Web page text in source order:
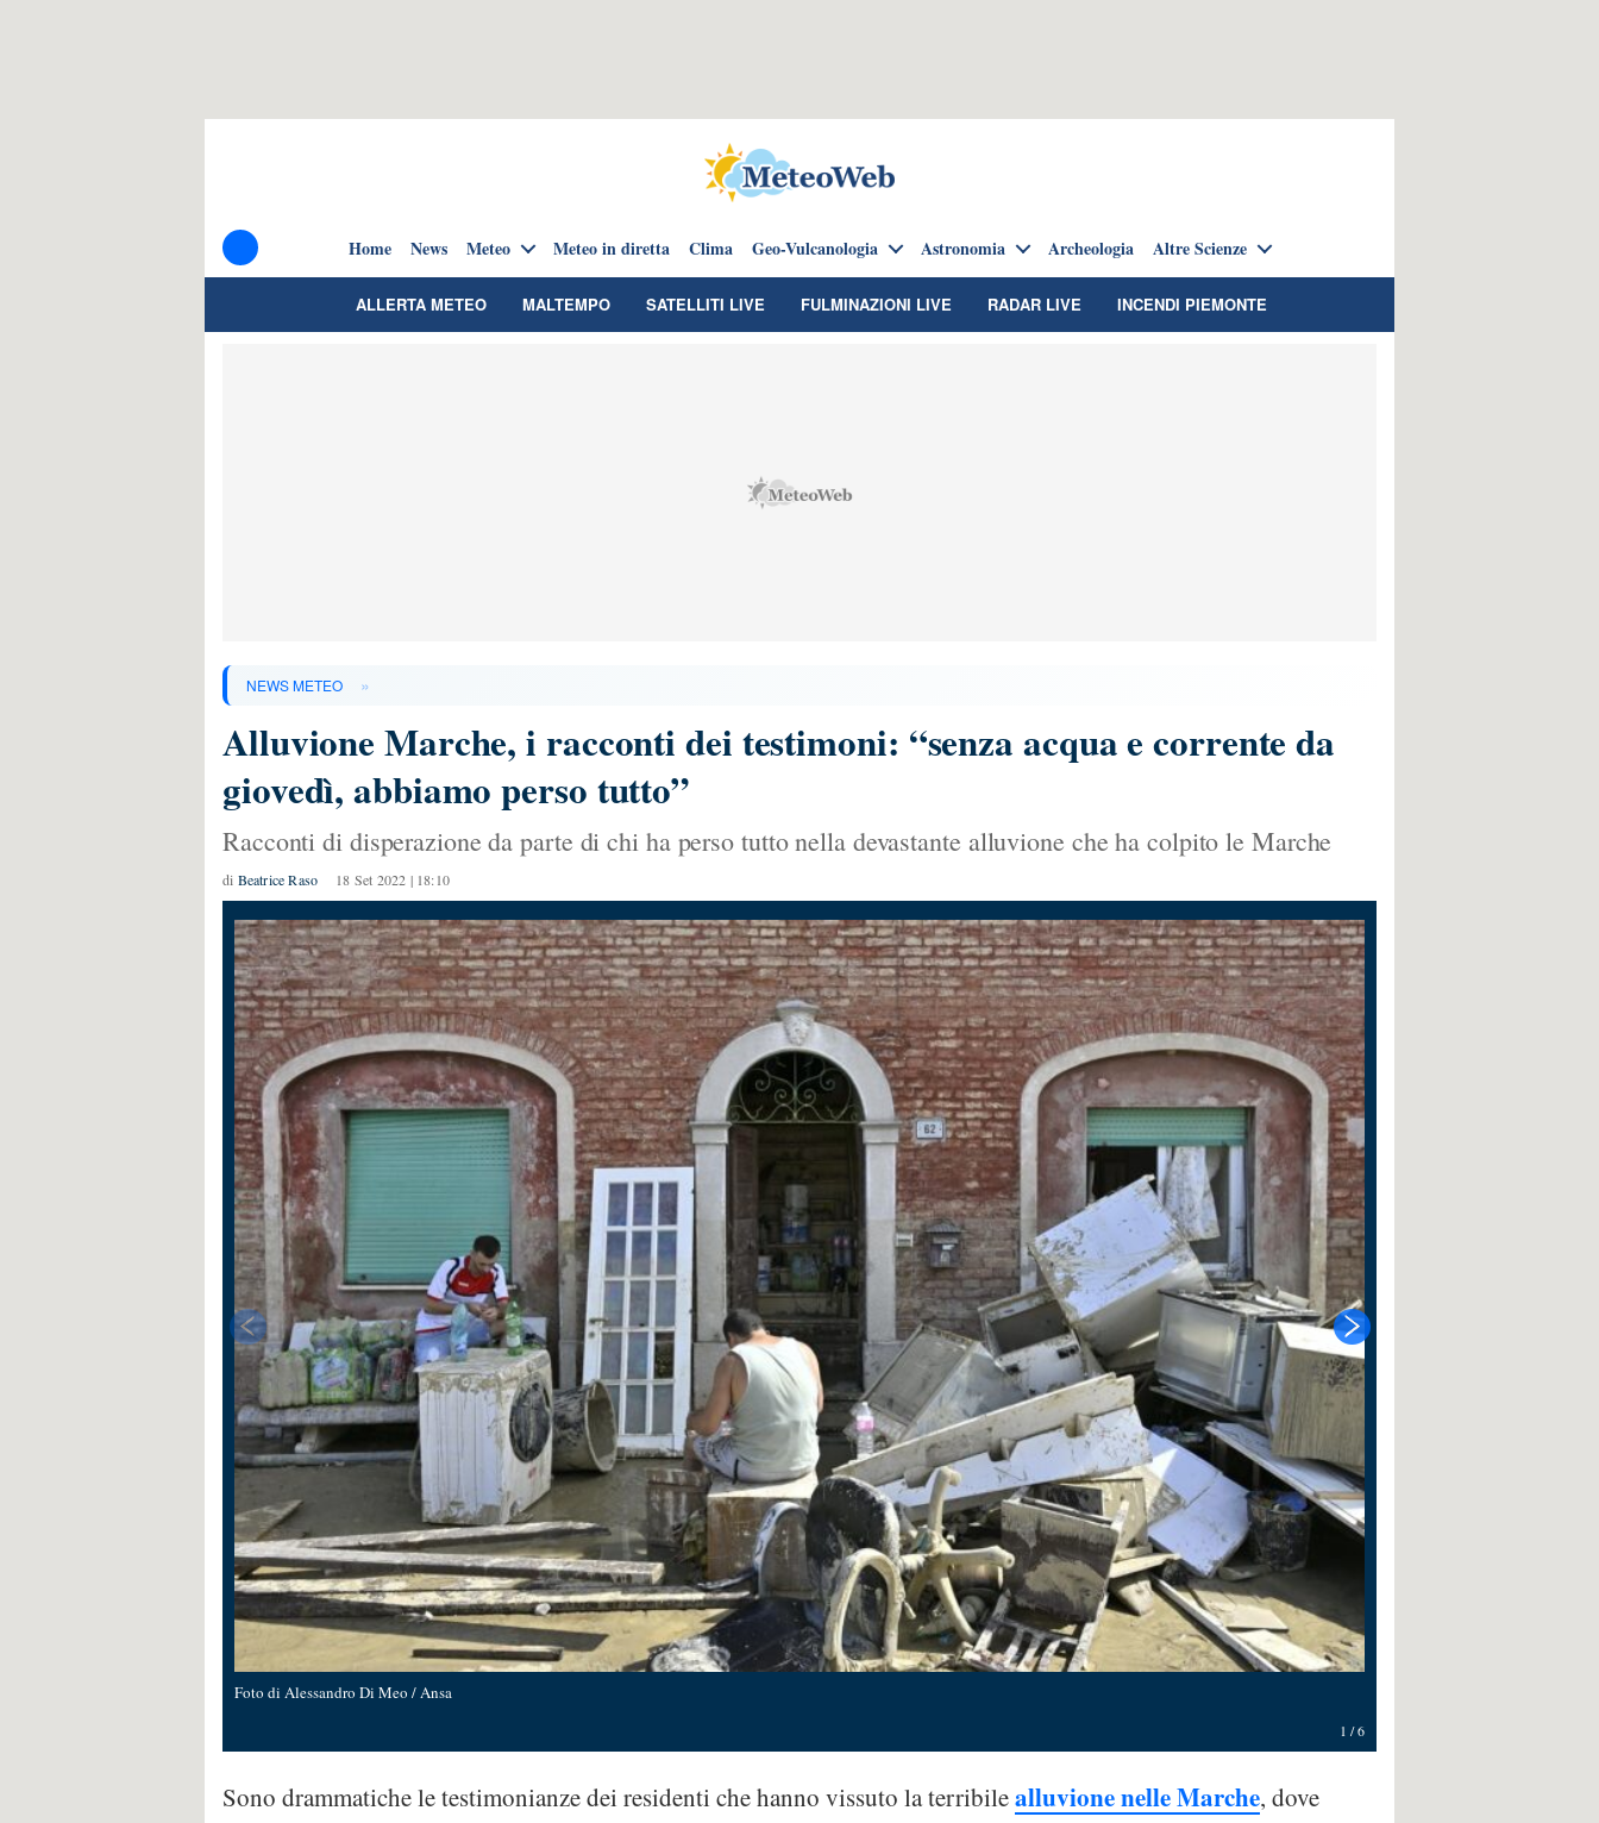
Home News Meteo Meteo in diretta Clima Geo-Vulcanologia Astronomia Archeologia Altre Scienze
ALLERTA METEO MALTEMPO SATELLITI LIVE FULMINAZIONI LIVE RADAR LIVE INCENDI PIEMONTE
NEWS METEO »
Alluvione Marche, i racconti dei testimoni: “senza acqua e corrente da
giovedì, abbiamo perso tutto”
Racconti di disperazione da parte di chi ha perso tutto nella devastante alluvione che ha colpito le Marche
di Beatrice Raso 18 Set 2022 | 18:10
Foto di Alessandro Di Meo / Ansa
1 /6
Sono drammatiche le testimonianze dei residenti che hanno vissuto la terribilealluvione nelle Marche, dove